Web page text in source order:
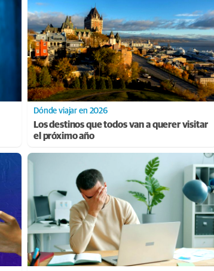
Dónde viajar en 2026
Los destinos que todos van a querer visitar
el próximo año